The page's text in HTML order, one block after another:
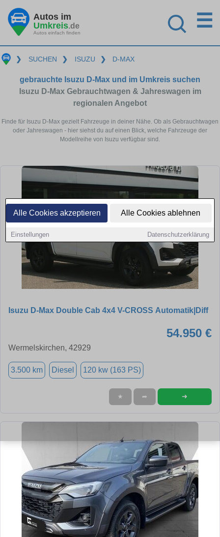
Alle Cookies akzeptieren Alle Cookies ablehnen
Einstellungen Datenschutzerklärung
Autos im
Umkreis.de
Autos einfach finden
☰
❯ SUCHEN ❯ ISUZU ❯ D-MAX
gebrauchte Isuzu D-Max und im Umkreis suchen
Isuzu D-Max Gebrauchtwagen & Jahreswagen im
regionalen Angebot
Finde für Isuzu D-Max gezielt Fahrzeuge in deiner Nähe. Ob als Gebrauchtwagen
oder Jahreswagen - hier siehst du auf einen Blick, welche Fahrzeuge der
Modellreihe von Isuzu verfügbar sind.
Isuzu D-Max Double Cab 4x4 V-CROSS Automatik|Diff
54.950 €
Wermelskirchen, 42929
3.500 km Diesel 120 kw (163 PS)
★ ➦ ➜